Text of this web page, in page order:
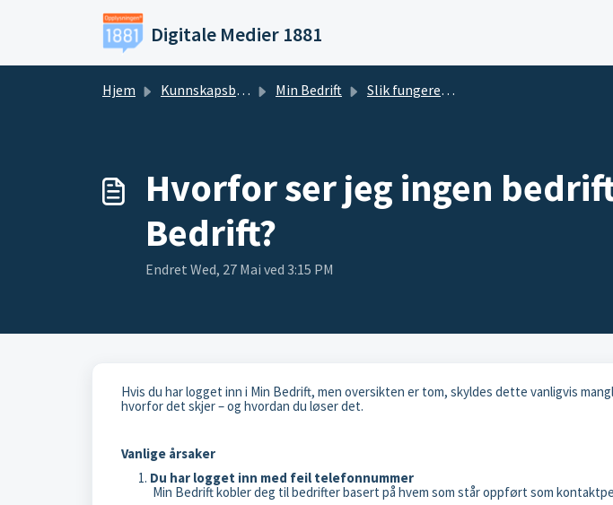
Gå til hovedinnhold
Digitale Medier 1881
Hjem Kunnskapsbase Min Bedrift Slik fungerer Min Bedrift
Hvorfor ser jeg ingen
Bedrift?
Endret Wed, 27 Mai ved 3:15 PM
Hvis du har logget inn i Min Bedrift, men oversikten er tom, skyldes dette vanligvis
hvorfor det skjer – og hvordan du løser det.
Vanlige årsaker
Du har logget inn med feil telefonnummer
Min Bedrift kobler deg til bedrifter basert på hvem som står oppført som